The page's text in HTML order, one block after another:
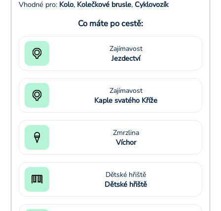
Vhodné pro: Kolo, Kolečkové brusle, Cyklovozík
Co máte po cestě:
Zajímavost
Jezdectví
Zajímavost
Kaple svatého Kříže
Zmrzlina
Víchor
Dětské hřiště
Dětské hřiště